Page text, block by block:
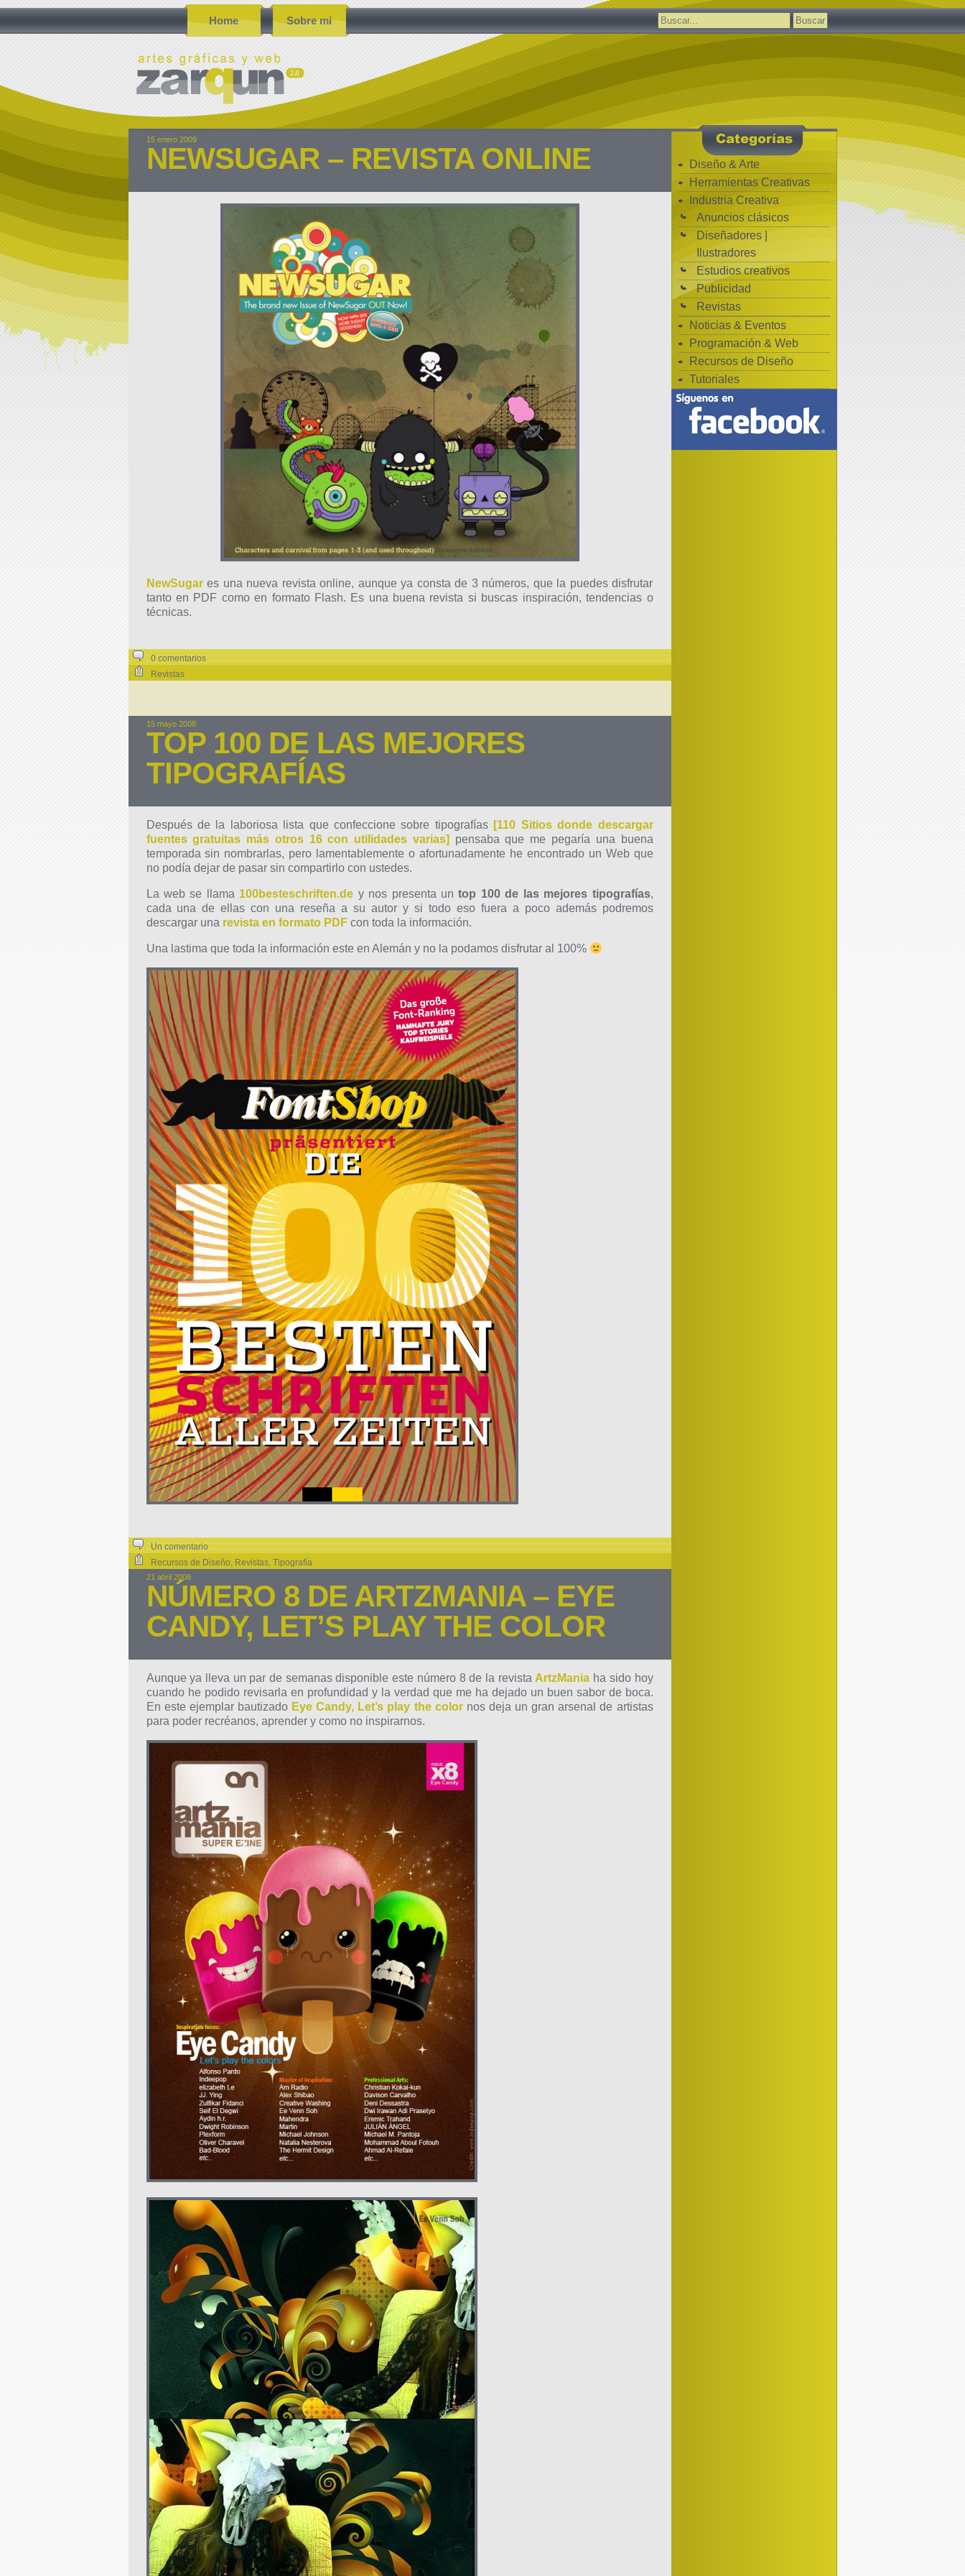
Home Sobre mi Buscar:
15 enero 2009
NEWSUGAR – REVISTA ONLINE
NewSugares una nueva revista online, aunque ya consta de 3 números, que la puedes disfrutar
tanto en PDF como en formato Flash. Es una buena revista si buscas inspiración, tendencias o
técnicas.
0 comentarios
Revistas
15 mayo 2008
TOP 100 DE LAS MEJORES
TIPOGRAFÍAS
Después de la laboriosa lista que confeccione sobre tipografías [110 Sitios donde descargar
fuentes gratuitas más otros 16 con utilidades varias]
pensaba que me pegaría una buena
temporada sin nombrarlas, pero lamentablemente o afortunadamente he encontrado un Web que
no podía dejar de pasar sin compartirlo con ustedes.
La web se llama 100besteschriften.de y nos presenta untop 100 de las mejores tipografías,
cada una de ellas con una reseña a su autor y si todo eso fuera a poco además podremos
descargar una revista en formato PDFcon toda la información.
Una lastima que toda la información este en Alemán y no la podamos disfrutar al 100%
Un comentario
Recursos de Diseño, Revistas, Tipografía
21 abril 2008
NÚMERO 8 DE ARTZMANIA – EYE
CANDY, LET’S PLAY THE COLOR
Aunque ya lleva un par de semanas disponible este número 8 de la revista ArtzMania ha sido hoy
cuando he podido revisarla en profundidad y la verdad que me ha dejado un buen sabor de boca.
En este ejemplar bautizado Eye Candy, Let’s play the color nos deja un gran arsenal de artistas
para poder recréanos, aprender y como no inspirarnos.
Diseño & Arte
Herramientas Creativas
Industria Creativa
Anuncios clásicos
Diseñadores |
Ilustradores
Estudios creativos
Publicidad
Revistas
Noticias & Eventos
Programación & Web
Recursos de Diseño
Tutoriales